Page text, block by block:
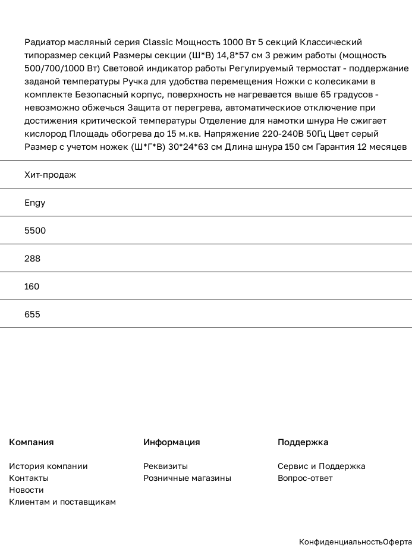
Радиатор масляный серия Classic Мощность 1000 Вт 5 секций Классический
типоразмер секций Размеры секции (Ш*В) 14,8*57 см 3 режим работы (мощность
500/700/1000 Вт) Световой индикатор работы Регулируемый термостат - поддержание
заданой температуры Ручка для удобства перемещения Ножки с колесиками в
комплекте Безопасный корпус, поверхность не нагревается выше 65 градусов -
невозможно обжечься Защита от перегрева, автоматическиое отключение при
достижения критической температуры Отделение для намотки шнура Не сжигает
кислород Площадь обогрева до 15 м.кв. Напряжение 220-240В 50Гц Цвет серый
Размер с учетом ножек (Ш*Г*В) 30*24*63 см Длина шнура 150 см Гарантия 12 месяцев
Хит-продаж
Engy
5500
288
160
655
Компания
История компании
Контакты
Новости
Клиентам и поставщикам
Информация
Реквизиты
Розничные магазины
Поддержка
Сервис и Поддержка
Вопрос-ответ
КонфиденциальностьОферта